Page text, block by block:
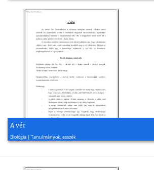
A vér
Biológia | Tanulmányok, esszék
2003, 8 oldal